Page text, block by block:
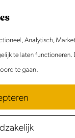
Analytisch,
te laten functioneren.
te gaan.
e
n
u
Doen &
Zomer in
Met
Cultuur &
Rust &